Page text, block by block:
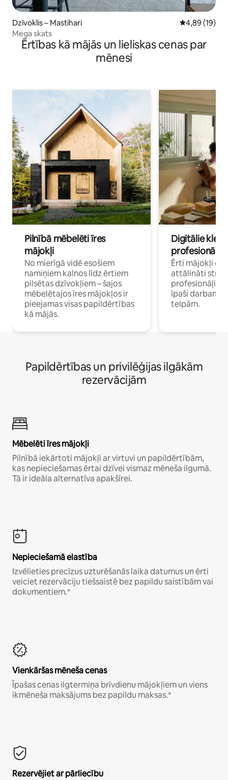
Dzīvoklis – Mastihari Vidējais
4,89 (19)
Mega skats
Ērtības kā mājās un lieliskas cenas par
mēnesi
Pilnībā mēbelēti īres
mājokļi
No mierīgā vidē esošiem
namiņiem kalnos līdz ērtiem
pilsētas dzīvokļiem – šajos
mēbelētajos īres mājokļos ir
pieejamas visas papildērtības
kā mājās.
Digitālie
profesionāļi
Ērti mājokļi
attālināti
īpaši darbam
telpām.
Papildērtības un privilēģijas ilgākām
rezervācijām
Mēbelēti īres mājokļi
Pilnībā iekārtoti mājokļi ar virtuvi un papildērtībām,
kas nepieciešamas ērtai dzīvei vismaz mēneša ilgumā.
Tā ir ideāla alternatīva apakšīrei.
Nepieciešamā elastība
Izvēlieties precīzus uzturēšanās laika datumus un ērti
veiciet rezervāciju tiešsaistē bez papildu saistībām vai
dokumentiem.*
Vienkāršas mēneša cenas
Īpašas cenas ilgtermiņa brīvdienu mājokļiem un viens
ikmēneša maksājums bez papildu maksas.*
Rezervējiet ar pārliecību